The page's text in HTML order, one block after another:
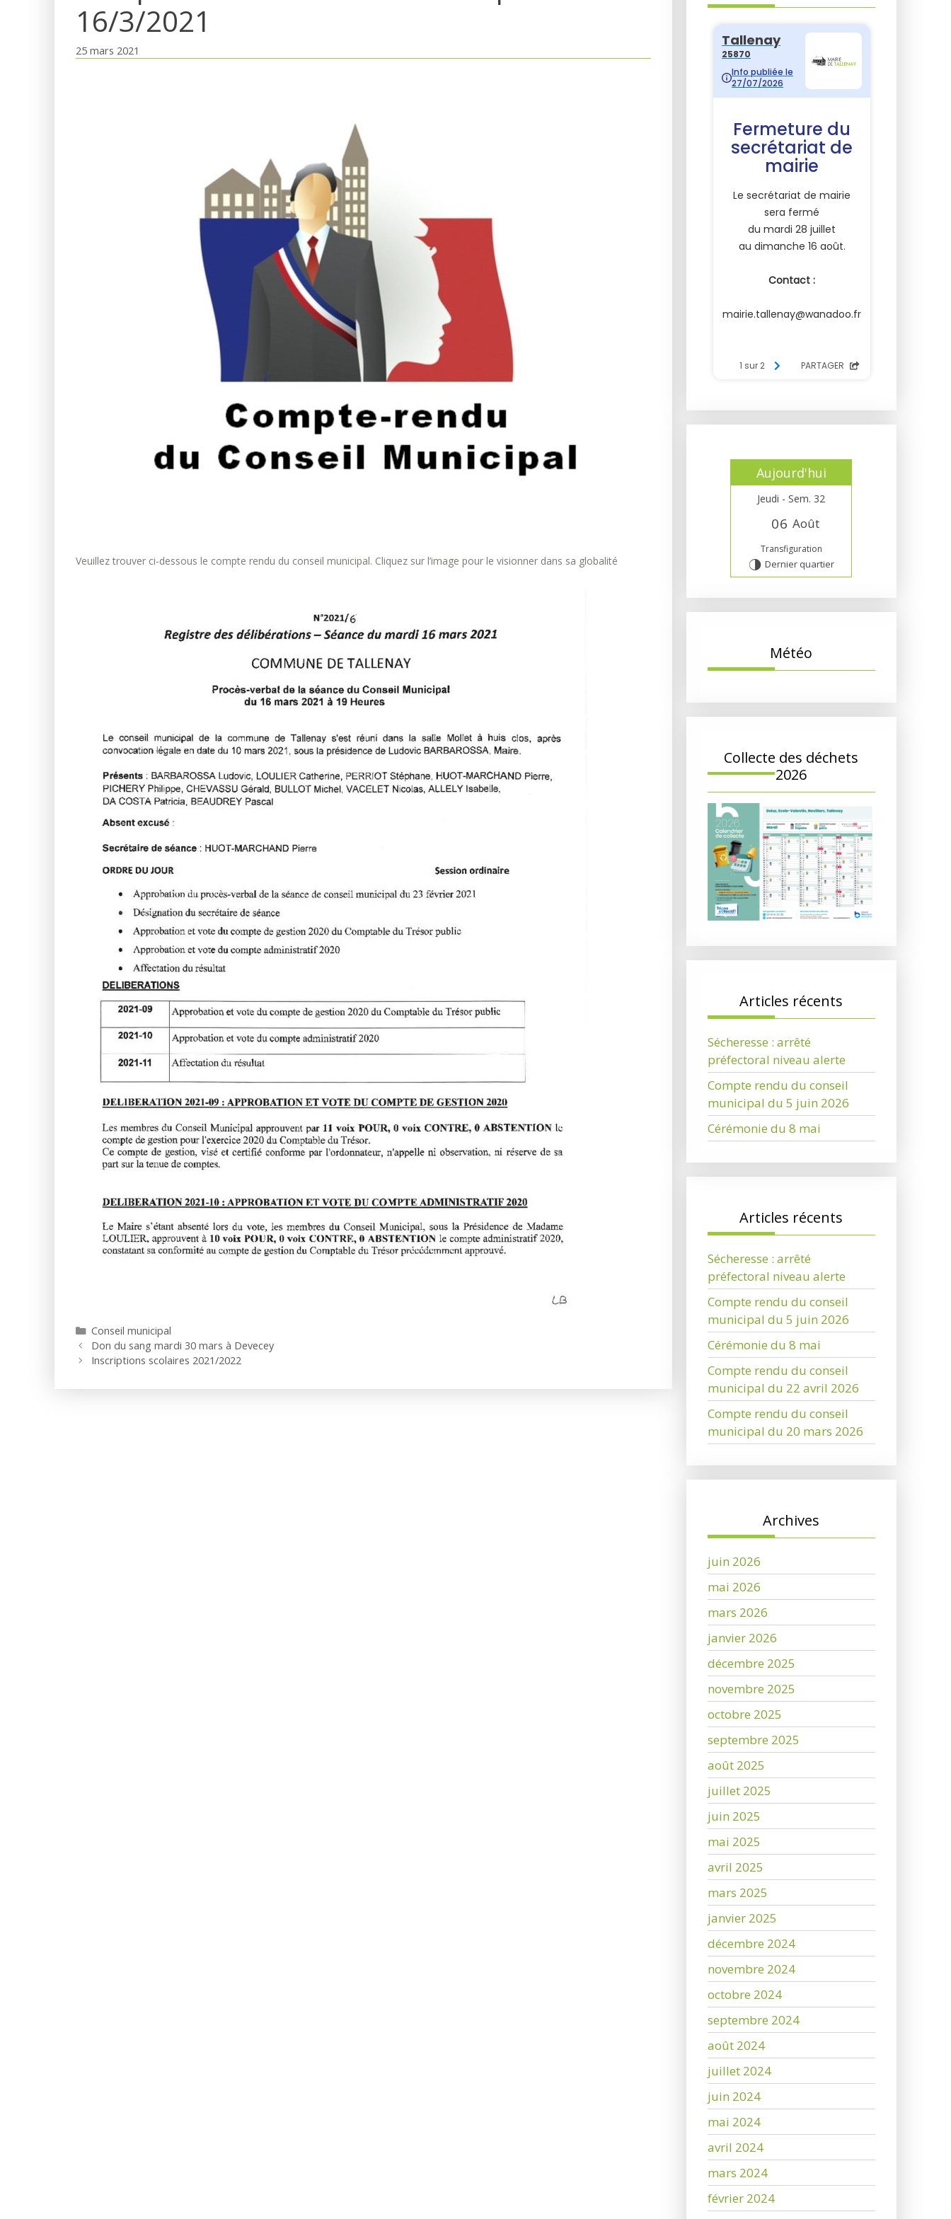
16/3/2021
25 mars 2021
Veuillez trouver ci-dessous le compte rendu du conseil municipal. Cliquez sur l’image pour le visionner dans sa globalité
Catégories
Conseil municipal
Don du sang mardi 30 mars à Devecey
Inscriptions scolaires 2021/2022
Aujourd'hui
Jeudi - Sem. 32
06 Août
Transfiguration
T Dernier quartier
Météo
Collecte des déchets
2026
Articles récents
Sécheresse : arrêté
préfectoral niveau alerte
Compte rendu du conseil
municipal du 5 juin 2026
Cérémonie du 8 mai
Articles récents
Sécheresse : arrêté
préfectoral niveau alerte
Compte rendu du conseil
municipal du 5 juin 2026
Cérémonie du 8 mai
Compte rendu du conseil
municipal du 22 avril 2026
Compte rendu du conseil
municipal du 20 mars 2026
Archives
juin 2026
mai 2026
mars 2026
janvier 2026
décembre 2025
novembre 2025
octobre 2025
septembre 2025
août 2025
juillet 2025
juin 2025
mai 2025
avril 2025
mars 2025
janvier 2025
décembre 2024
novembre 2024
octobre 2024
septembre 2024
août 2024
juillet 2024
juin 2024
mai 2024
avril 2024
mars 2024
février 2024